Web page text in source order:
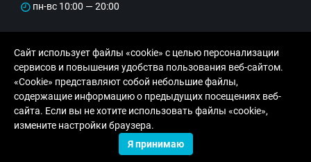
пн-вс 10:00 — 20:00
© Copyright 2013-2026 KERAMA MARAZZI, ООО
«Рутайл»
Сайт использует файлы «cookie» с целью персонализации
сервисов и повышения удобства пользования веб-сайтом.
«Cookie» представляют собой небольшие файлы,
содержащие информацию о предыдущих посещениях веб-
сайта. Если вы не хотите использовать файлы «cookie»,
измените настройки браузера.
Я принимаю